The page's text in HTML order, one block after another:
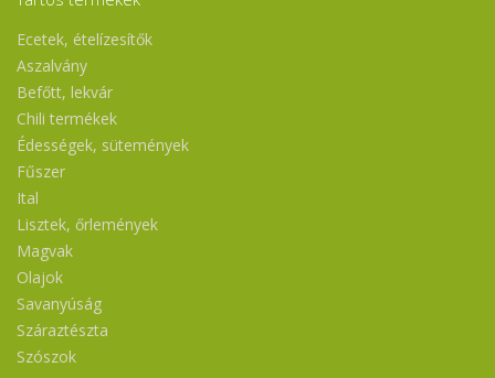
Ecetek, ételízesítők
Aszalvány
Befőtt, lekvár
Chili termékek
Édességek, sütemények
Fűszer
Ital
Lisztek, őrlemények
Magvak
Olajok
Savanyúság
Száraztészta
Szószok